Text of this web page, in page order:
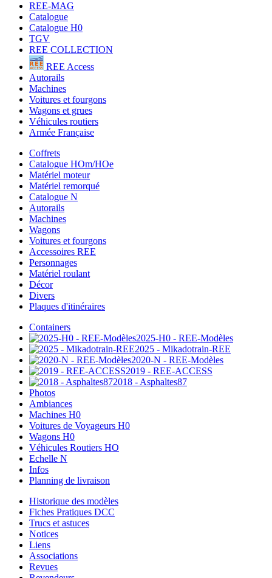
REE-MAG
Catalogue
Catalogue H0
TGV
REE COLLECTION
REE Access
Autorails
Machines
Voitures et fourgons
Wagons et grues
Véhicules routiers
Armée Française
Coffrets
Catalogue HOm/HOe
Matériel moteur
Matériel remorqué
Catalogue N
Autorails
Machines
Wagons
Voitures et fourgons
Accessoires REE
Personnages
Matériel roulant
Décor
Divers
Plaques d'itinéraires
Containers
2025-H0 - REE-Modèles
2025 - Mikadotrain-REE
2020-N - REE-Modèles
2019 - REE-ACCESS
2018 - Asphaltes87
Photos
Ambiances
Machines H0
Voitures de Voyageurs H0
Wagons H0
Véhicules Routiers HO
Echelle N
Infos
Planning de livraison
Historique des modèles
Fiches Pratiques DCC
Trucs et astuces
Notices
Liens
Associations
Revues